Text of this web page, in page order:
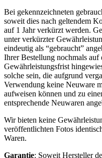
Bei gekennzeichneten
soweit dies nach geltendem
auf 1 Jahr verkürzt werden.
unter verkürzter
eindeutig als “gebraucht”
Ihrer Bestellung nochmals auf
Gewährleistungsfrist
solche sein, die aufgrund
Verwendung keine Neuware
aufweisen können und zu
entsprechende Neuwaren
Wir bieten keine
veröffentlichten Fotos
Waren.
Garantie: Soweit Hersteller